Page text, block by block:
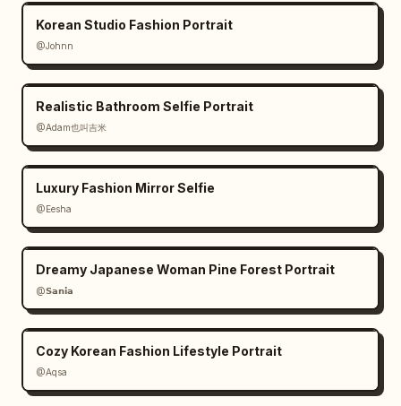
      },
      {
        "number": 5,
        "word": "slippers",
        "example_sentence": "My slippers are
here.",
        "target_object": "par de chinelos de
dedo rosa claro no chão perto da parte
inferior",
        "placement": "inferior centro-direita
acima dos chinelos",
de ambos os chinelos, seta curva apontando
para eles, pequeno brilho, sublinhado"
        "number": 6,
Korean Studio Fashion Portrait
@Johnn
Realistic Bathroom Selfie Portrait
@Adam也叫吉米
Luxury Fashion Mirror Selfie
@Eesha
Dreamy Japanese Woman Pine Forest Portrait
@𝗦𝗮𝗻𝗶𝗮
Cozy Korean Fashion Lifestyle Portrait
@Aqsa